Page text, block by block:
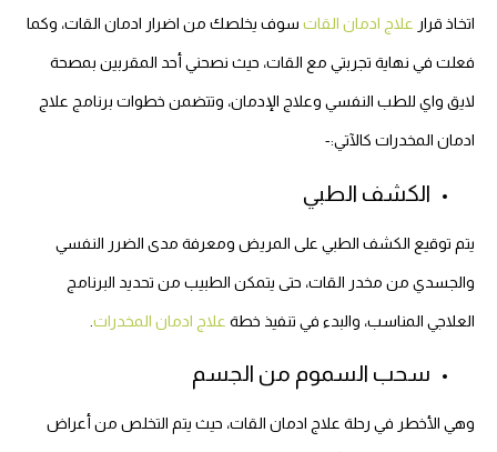
اتخاذ قرار علاج ادمان القات سوف يخلصك من اضرار ادمان القات، وكما
فعلت في نهاية تجربتي مع القات، حيث نصحني أحد المقربين بمصحة
لايق واي للطب النفسي وعلاج الإدمان، وتتضمن خطوات برنامج علاج
ادمان المخدرات كالآتي:-
الكشف الطبي
يتم توقيع الكشف الطبي على المريض ومعرفة مدى الضرر النفسي
والجسدي من مخدر القات، حتى يتمكن الطبيب من تحديد البرنامج
العلاجي المناسب، والبدء في تنفيذ خطة علاج ادمان المخدرات
سحب السموم من الجسم
وهي الأخطر في رحلة علاج ادمان القات، حيث يتم التخلص من أعراض